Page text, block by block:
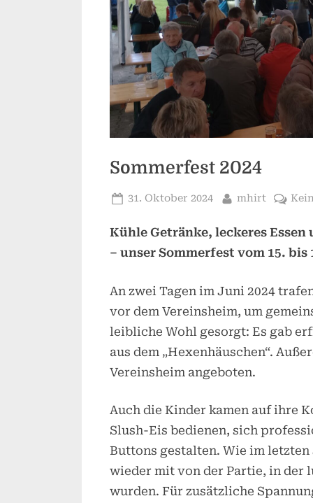
Sommerfest 2024
Posted
31. Oktober 2024 By
mhirt
Kühle Getränke, leckeres
– unser Sommerfest vom 15.
An zwei Tagen im Juni 2024
vor dem Vereinsheim, um
leibliche Wohl gesorgt: Es gab
aus dem „Hexenhäuschen“.
Vereinsheim angeboten.
Auch die Kinder kamen auf ihre
Slush-Eis bedienen, sich
Buttons gestalten. Wie im
wieder mit von der Partie, in der
wurden. Für zusätzliche